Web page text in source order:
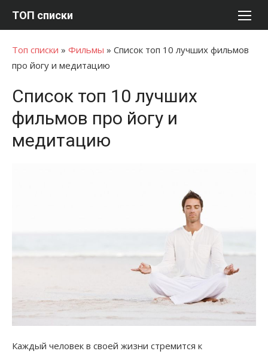
ТОП списки
Топ списки » Фильмы » Список топ 10 лучших фильмов
про йогу и медитацию
Список топ 10 лучших
фильмов про йогу и
медитацию
Каждый человек в своей жизни стремится к